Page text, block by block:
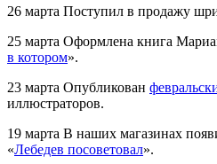
26 марта Поступил в продажу
25 марта Оформлена книга
в котором».
23 марта Опубликован
иллюстраторов.
19 марта В наших магазинах
«Лебедев посоветовал».